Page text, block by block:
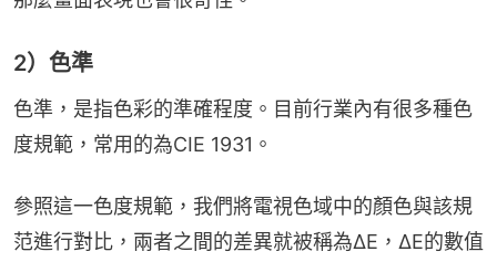
2）色準
色準，是指色彩的準確程度。目前行業內有很多種色
度規範，常用的為CIE 1931。
參照這一色度規範，我們將電視色域中的顏色與該規
范進行對比，兩者之間的差異就被稱為ΔE，ΔE的數值